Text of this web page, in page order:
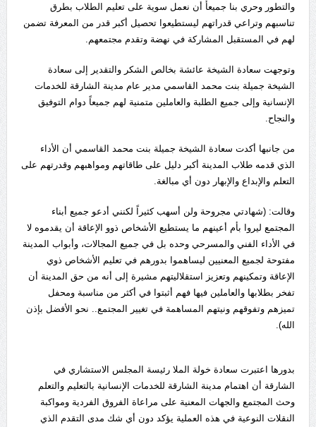
والتطور وحري بنا جميعأً أن نعمل سوية على تعليم الطلاب بطرق
تناسبهم وتراعي قدراتهم ليستطيعوا تحصيل أكبر قدر من المعرفة تضمن
لهم في المستقبل المشاركة في نهضة وتقدم مجتمعهم.
وتوجهت سعادة الشيخة عائشة بخالص الشكر والتقدير إلى سعادة
الشيخة جميلة بنت محمد القاسمي مدير عام مدينة الشارقة للخدمات
الإنسانية وإلى جميع الطلبة والعاملين متمنية لهم جميعاً دوام التوفيق
والنجاح.
من جانبها أكدت سعادة الشيخة جميلة بنت محمد القاسمي أن الأداء
الذي قدمه طلاب المدينة أكبر دليل على طاقاتهم ومواهبهم وقدرتهم على
التعلم والإبداع والإبهار دون أي مبالغة.
وقالت: (شهادتي مجروحة ولن أسهب كثيراً لكنني أدعو جميع أبناء
المجتمع ليروا بأم أعينهم ما يستطيع الأشخاص ذوو الإعاقة أن يقدموه لا
في الأداء الفني والمسرحي وحده بل في جميع المجالات، وأبواب المدينة
مفتوحة لجميع المعنيين ليساهموا بدورهم في تعليم الأشخاص ذوي
الإعاقة وتمكينهم وتعزيز استقلاليتهم مشيرة إلى أنه من حق المدينة أن
تفخر بطلابها والعاملين فيها فهم أثبتوا في أكثر من مناسبة ومحفل
تميزهم وتفوقهم ونيتهم المساهمة في تغيير المجتمع.. نحو الأفضل بإذن
الله).
بدورها اعتبرت سعادة خولة الملا رئيسة المجلس الاستشاري في
الشارقة أن اهتمام مدينة الشارقة للخدمات الإنسانية بالتعليم والتعلم
وحث المجتمع والجهات المعنية على مراعاة الفروق الفردية ومواكبة
النقلات النوعية في هذه العملية يؤكد دون أي شك مدى التقدم الذي